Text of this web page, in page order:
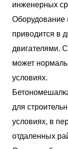
инженерных
Оборудование
приводится в
двигателями.
может
условиях.
для
условиях, в
отдаленных